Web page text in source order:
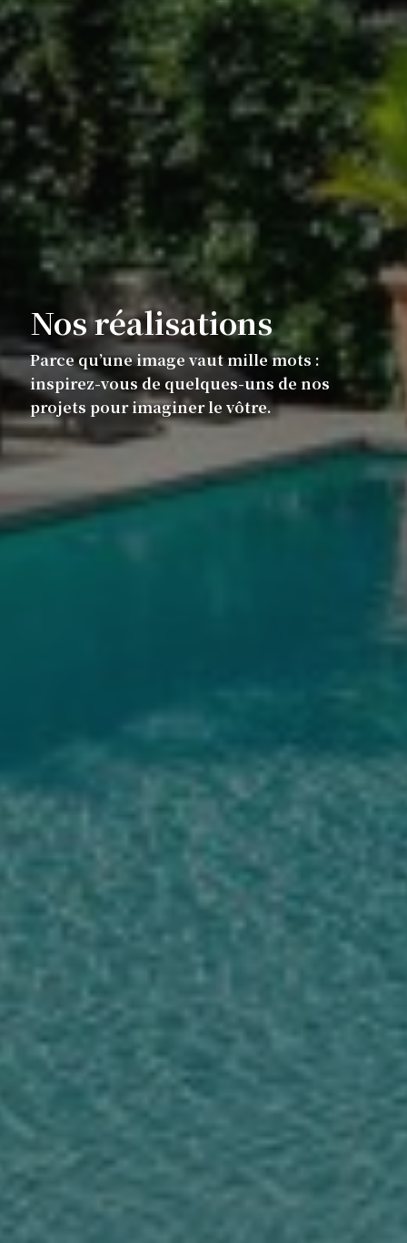
Nos réalisations
Parce qu’une image vaut mille mots :
inspirez-vous de quelques-uns de nos
projets pour imaginer le vôtre.